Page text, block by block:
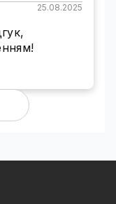
оплати
оформленні
18
захист
25.08.2025